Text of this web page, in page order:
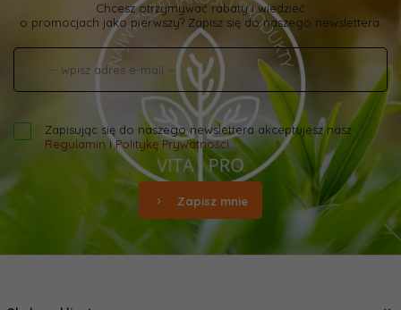
Chcesz otrzymywać rabaty i wiedzieć
o promocjach jako pierwszy? Zapisz się do naszego newslettera.
Zapisując się do naszego newslettera akceptujesz nasz
RegulaminiPolitykę Prywatności.
Zapisz mnie